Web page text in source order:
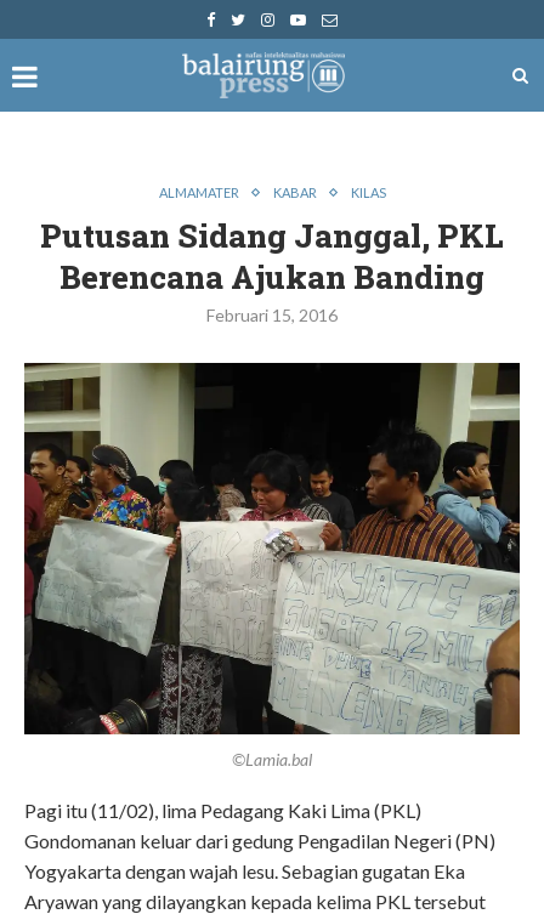
ALMAMATER KABAR KILAS
Putusan Sidang Janggal, PKL
Berencana Ajukan Banding
Februari 15, 2016
©Lamia.bal
Pagi itu (11/02), lima Pedagang Kaki Lima (PKL)
Gondomanan keluar dari gedung Pengadilan Negeri (PN)
Yogyakarta dengan wajah lesu. Sebagian gugatan Eka
Aryawan yang dilayangkan kepada kelima PKL tersebut